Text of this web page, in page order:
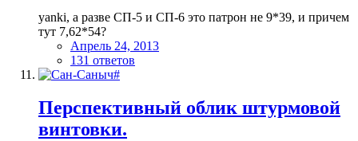
yanki, а разве СП-5 и СП-6 это патрон не 9*39, и причем
тут 7,62*54?
Апрель 24, 2013
131 ответов
Перспективный облик штурмовой
винтовки.